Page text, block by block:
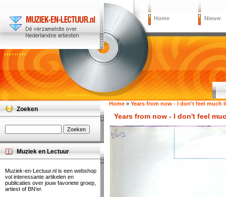
Home Nieuw
Home » Years from now - I don't feel much
Years from now - I don't feel
Zoeken
Muziek en Lectuur
Muziek-en-Lectuur.nl is een webshop
vol interessante artikelen en
publicaties over jouw favoriete groep,
artiest of BN'er.